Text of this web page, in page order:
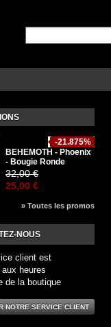
-21.875%
BEHEMOTH - Phoenix
- Bougie Ronde
32,00 €
25,00 €
» Toutes les promos
NOUS
client est
heures
de la boutique
NOTRE SERVICE CLIENT